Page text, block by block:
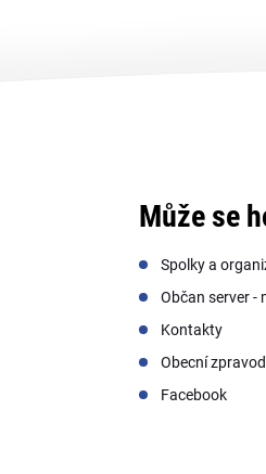
Může se
Spolky a
Občan server -
Kontakty
Obecní
Facebook